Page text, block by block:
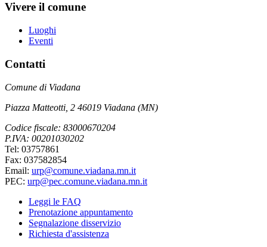
Vivere il comune
Luoghi
Eventi
Contatti
Comune di Viadana
Piazza Matteotti, 2 46019 Viadana (MN)
Codice fiscale: 83000670204
P.IVA: 00201030202
Tel: 03757861
Fax: 037582854
Email: urp@comune.viadana.mn.it
PEC: urp@pec.comune.viadana.mn.it
Leggi le FAQ
Prenotazione appuntamento
Segnalazione disservizio
Richiesta d'assistenza